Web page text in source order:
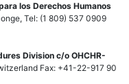
los Derechos Humanos
Tel: (1 809) 537 0909
Division c/o OHCHR-
Fax: +41-22-917 90